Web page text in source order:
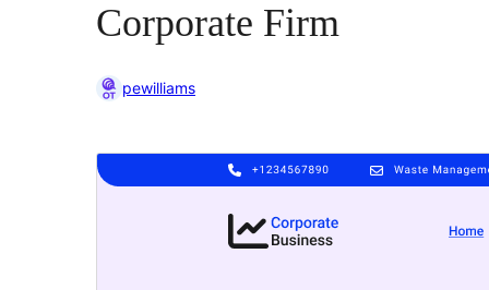
Corporate Firm
pewilliams